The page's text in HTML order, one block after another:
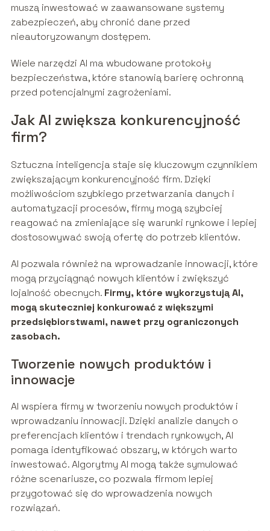
muszą inwestować w zaawansowane systemy
zabezpieczeń, aby chronić dane przed
nieautoryzowanym dostępem.
Wiele narzędzi AI ma wbudowane protokoły
bezpieczeństwa, które stanowią barierę ochronną
przed potencjalnymi zagrożeniami.
Jak AI zwiększa konkurencyjność
firm?
Sztuczna inteligencja staje się kluczowym czynnikiem
zwiększającym konkurencyjność firm. Dzięki
możliwościom szybkiego przetwarzania danych i
automatyzacji procesów, firmy mogą szybciej
reagować na zmieniające się warunki rynkowe i lepiej
dostosowywać swoją ofertę do potrzeb klientów.
AI pozwala również na wprowadzanie innowacji, które
mogą przyciągnąć nowych klientów i zwiększyć
lojalność obecnych. Firmy, które wykorzystują AI,
mogą skuteczniej konkurować z większymi
przedsiębiorstwami, nawet przy ograniczonych
zasobach.
Tworzenie nowych produktów i
innowacje
AI wspiera firmy w tworzeniu nowych produktów i
wprowadzaniu innowacji. Dzięki analizie danych o
preferencjach klientów i trendach rynkowych, AI
pomaga identyfikować obszary, w których warto
inwestować. Algorytmy AI mogą także symulować
różne scenariusze, co pozwala firmom lepiej
przygotować się do wprowadzenia nowych
rozwiązań.